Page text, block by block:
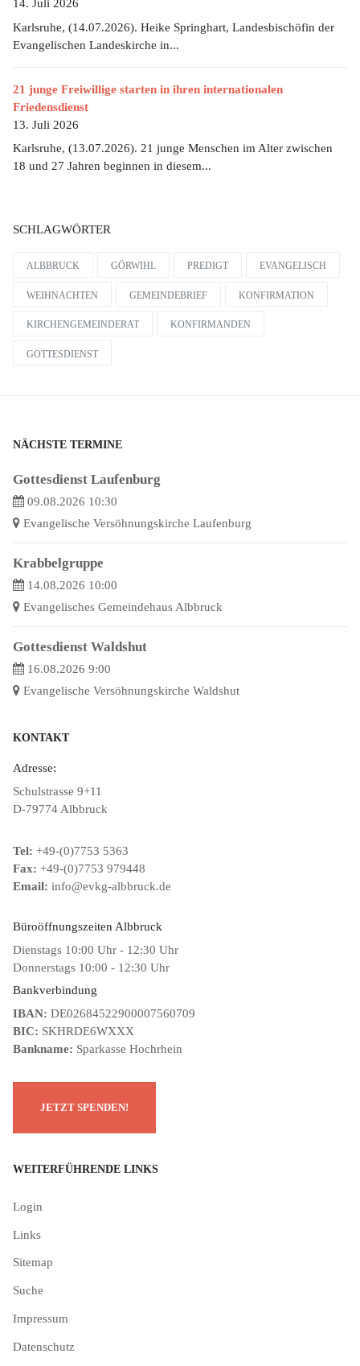
14. Juli 2026
Karlsruhe, (14.07.2026). Heike Springhart, Landesbischöfin der
Evangelischen Landeskirche in...
21 junge Freiwillige starten in ihren internationalen
Friedensdienst
13. Juli 2026
Karlsruhe, (13.07.2026). 21 junge Menschen im Alter zwischen
18 und 27 Jahren beginnen in diesem...
SCHLAGWÖRTER
ALBBRUCK GÖRWIHL PREDIGT EVANGELISCH
WEIHNACHTEN GEMEINDEBRIEF KONFIRMATION
KIRCHENGEMEINDERAT KONFIRMANDEN
GOTTESDIENST
NÄCHSTE TERMINE
Gottesdienst Laufenburg
09.08.2026 10:30
Evangelische Versöhnungskirche Laufenburg
Krabbelgruppe
14.08.2026 10:00
Evangelisches Gemeindehaus Albbruck
Gottesdienst Waldshut
16.08.2026 9:00
Evangelische Versöhnungskirche Waldshut
KONTAKT
Adresse:
Schulstrasse 9+11
D-79774 Albbruck
Tel: +49-(0)7753 5363
Fax: +49-(0)7753 979448
Email: info@evkg-albbruck.de
Büroöffnungszeiten Albbruck
Dienstags 10:00 Uhr - 12:30 Uhr
Donnerstags 10:00 - 12:30 Uhr
Bankverbindung
IBAN: DE02684522900007560709
BIC: SKHRDE6WXXX
Bankname: Sparkasse Hochrhein
WEITERFÜHRENDE LINKS
Login
Links
Sitemap
Suche
Impressum
Datenschutz